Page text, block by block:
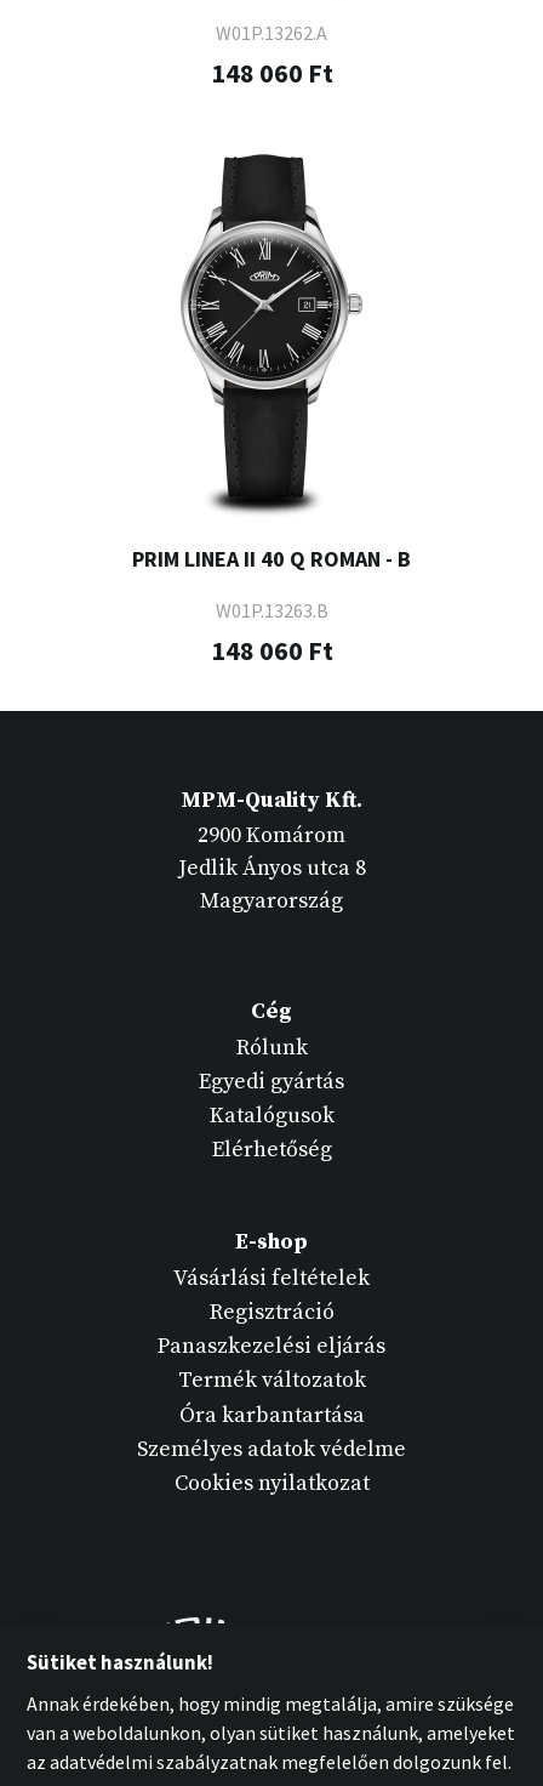
W01P.13262.A
148 060 Ft
PRIM LINEA II 40 Q ROMAN - B
W01P.13263.B
148 060 Ft
MPM-Quality Kft.
2900 Komárom
Jedlik Ányos utca 8
Magyarország
Cég
Rólunk
Egyedi gyártás
Katalógusok
Elérhetőség
E-shop
Vásárlási feltételek
Regisztráció
Panaszkezelési eljárás
Termék változatok
Óra karbantartása
Személyes adatok védelme
Cookies nyilatkozat
Sütiket használunk!
Annak érdekében, hogy mindig megtalálja, amire szüksége
van a weboldalunkon, olyan sütiket használunk, amelyeket
az adatvédelmi szabályzatnak megfelelően dolgozunk fel.